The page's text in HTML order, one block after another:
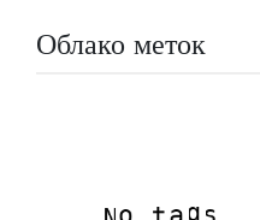
Облако меток